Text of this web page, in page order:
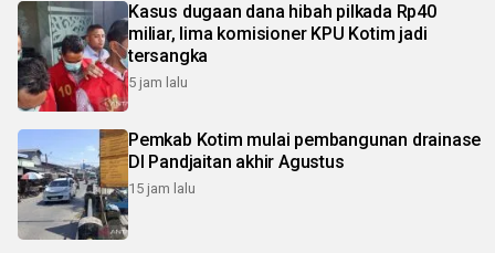
Kasus dugaan dana hibah pilkada Rp40
miliar, lima komisioner KPU Kotim jadi
tersangka
5 jam lalu
Pemkab Kotim mulai pembangunan drainase
DI Pandjaitan akhir Agustus
15 jam lalu